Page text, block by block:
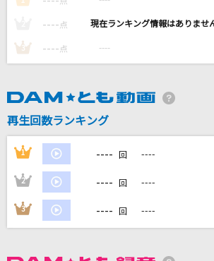
SKILL
[生音]炎
Vaundy
カラオケ最新情報をチェック！
---- 点 ----
3 ---- 点 ----
再生回数ランキング
1 ---- 回 ----
2 ---- 回 ----
3 ---- 回 ----